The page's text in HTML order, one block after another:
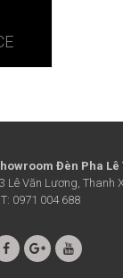
Đèn Pha Lê
Lê Văn Lương, Thanh
0971 004 688